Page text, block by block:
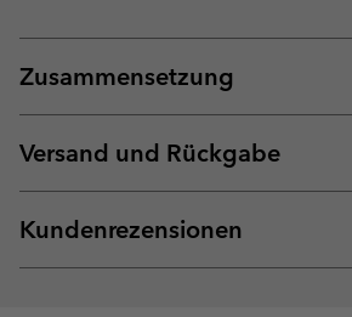
Zusammensetzung
Versand und Rückgabe
Kundenrezensionen